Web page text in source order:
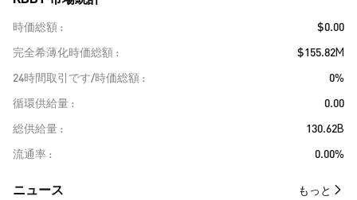
時価総額
$0.00
完全希薄化時価総額
$155.82M
24時間取引です/時価総額
0%
循環供給量
0.00
総供給量
130.62B
流通率
0.00%
​​ニュース​​ もっと